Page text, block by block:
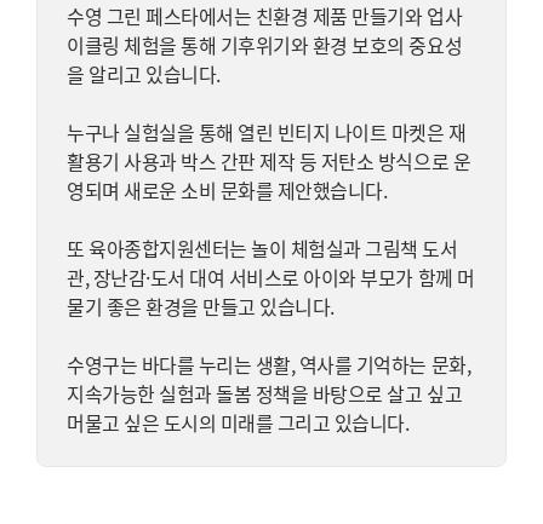
수영 그린 페스타에서는 친환경 제품 만들기와 업사
이클링 체험을 통해 기후위기와 환경 보호의 중요성
을 알리고 있습니다.
누구나 실험실을 통해 열린 빈티지 나이트 마켓은 재
활용기 사용과 박스 간판 제작 등 저탄소 방식으로 운
영되며 새로운 소비 문화를 제안했습니다.
또 육아종합지원센터는 놀이 체험실과 그림책 도서
관, 장난감·도서 대여 서비스로 아이와 부모가 함께 머
물기 좋은 환경을 만들고 있습니다.
수영구는 바다를 누리는 생활, 역사를 기억하는 문화,
지속가능한 실험과 돌봄 정책을 바탕으로 살고 싶고
머물고 싶은 도시의 미래를 그리고 있습니다.